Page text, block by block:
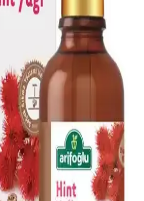
doğal içeriklerle saçlara hafiflik,
Suya dayanıklı formülüyle tüm saç
derisini rahatlatır ve günlük bakımda
Leke Karşıtı ve Cilt
Temizlik Ürünü
doğal içerikleriyle leke karşıtı ve cilt
temizlik sağlar, güvenli ve dermatolojik
ve Bitkisel Keratan İçeren Saç
Bakım Çözümü
edilen Dermokil Kil, Argan ve Bitkisel
saç tiplerine uygun olup, saçlara güç,
düzenli kullanımda saç sağlığını